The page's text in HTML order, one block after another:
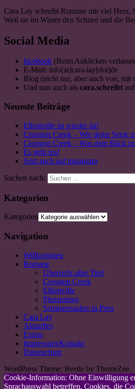
Cara Lay schreibt Romane mit viel Herz,
Weil sie im Winter den Schnee und die
Social Media
facebook (Beim Anklicken
E-Mail: info[at]cara-lay[dot]de
Blog (nicht nur, aber auch von, mit
Und nun auch als cara.schreibt auf
Neueste Beiträge
Elliottville ist wieder da!
Crosston Creek – Wie deine Seele
Crosston Creek – Was dein Blick
Es geht los!
Jetzt auch auf instagram
Suchen nach:
Kategorien
Kategorien
Navigation
Willkommen
Romane
Übersicht aller Titel
Crosston Creek
Elliottville
Plansprings
Sommerzauber in Peru
Cara Lay
Aktuelles
Extras
Impressum/Kontakt
Datenschutz
WordPress Theme: Beetle by ThemeZee.
Cookie-Information: Ohne Einwilligung
Sprachauswahl betreffen, Cookies, die